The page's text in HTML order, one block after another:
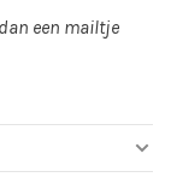
een mailtje